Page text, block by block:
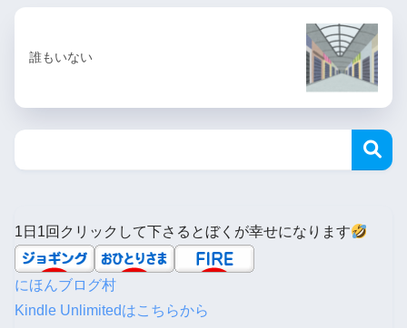
誰もいない
1日1回クリックして下さるとぼくが幸せになります
にほんブログ村
Kindle Unlimitedはこちらから